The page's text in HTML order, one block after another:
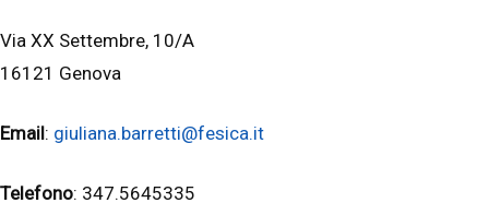
Via XX Settembre, 10/A
16121 Genova
Email: giuliana.barretti@fesica.it
Telefono: 347.5645335